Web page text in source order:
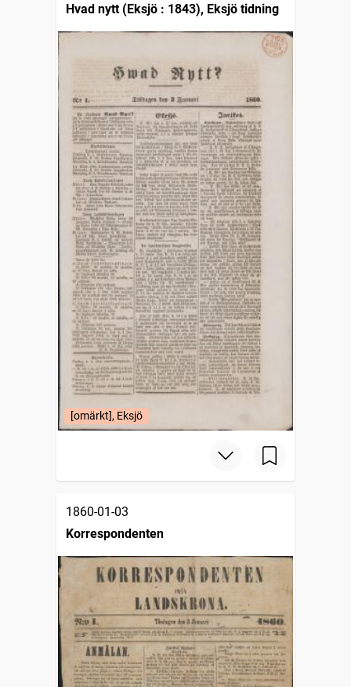
Hvad nytt (Eksjö : 1843), Eksjö tidning
[omärkt], Eksjö
1860-01-03
Korrespondenten